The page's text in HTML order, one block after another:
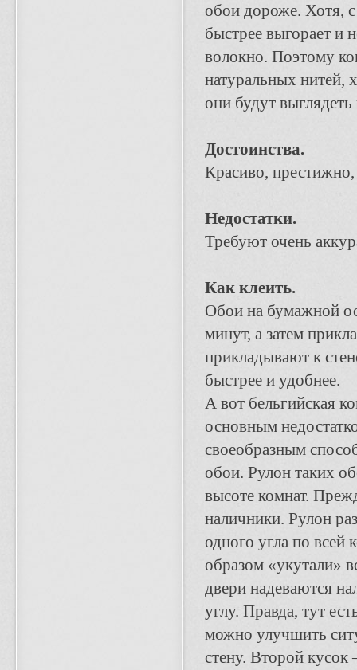
обои дороже. Хотя,
быстрее выгорает и
волокно. Поэтому
натуральных нитей,
они будут выглядеть
Достоинства.
Красиво,
Недостатки.
Требуют очень
Как клеить.
Обои на бумажной
минут, а затем
прикладывают к
быстрее и удобнее.
А вот бельгийская
основным
своеобразным
обои. Рулон таких
высоте комнат.
наличники. Рулон
одного угла по всей
образом «укутали»
двери надеваются
углу. Правда, тут
можно улучшить
стену. Второй кусок